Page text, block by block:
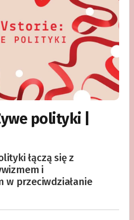
polityki |
łączą się z
i
w przeciwdziałanie